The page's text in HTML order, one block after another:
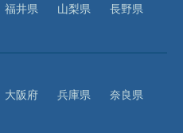
福井県 山梨県
長野県
大阪府 兵庫県
奈良県